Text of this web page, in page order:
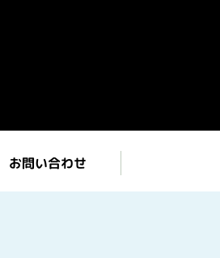
お問い合わせ